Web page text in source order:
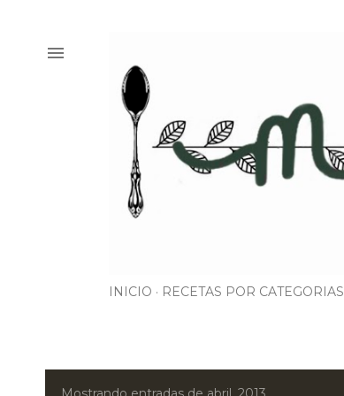
INICIO RECETAS POR CATEGORIAS